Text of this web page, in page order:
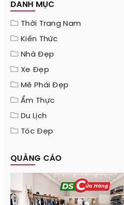
DANH MỤC
Thời Trang Nam
Kiến Thức
Nhà Đẹp
Xe Đẹp
Mê Phái Đẹp
Ẩm Thực
Du Lịch
Tóc Đẹp
QUẢNG CÁO